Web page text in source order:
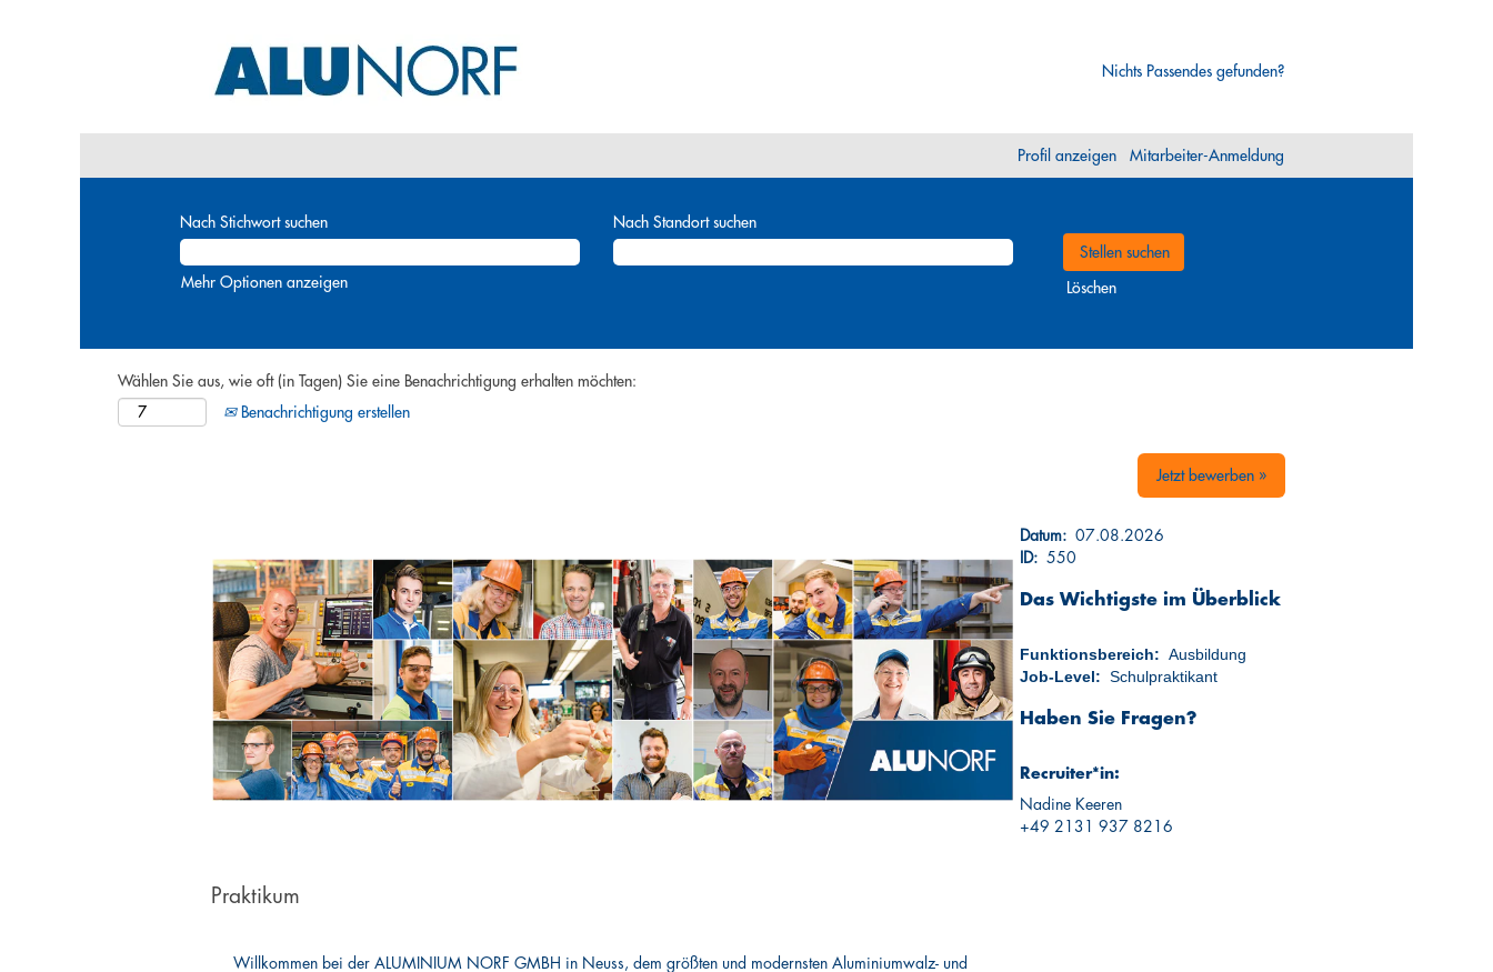
Nichts Passendes gefunden?
Profil anzeigen Mitarbeiter-Anmeldung
Nach Stichwort suchen Nach Standort suchen
Mehr Optionen anzeigen Löschen
Wählen Sie aus, wie oft (in Tagen) Sie eine Benachrichtigung erhalten möchten:
Benachrichtigung erstellen
Jetzt bewerben »
Praktikum
Willkommen bei der ALUMINIUM NORF GMBH in Neuss, dem größten und modernsten Aluminiumwalz- und
Datum: 07.08.2026
ID: 550
Das Wichtigste im Überblick
Funktionsbereich: Ausbildung
Job-Level: Schulpraktikant
Haben Sie Fragen?
Recruiter*in:
Nadine Keeren
+49 2131 937 8216